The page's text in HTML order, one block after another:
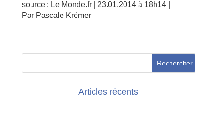
source : Le Monde.fr | 23.01.2014 à 18h14 |
Par Pascale Krémer
Articles récents